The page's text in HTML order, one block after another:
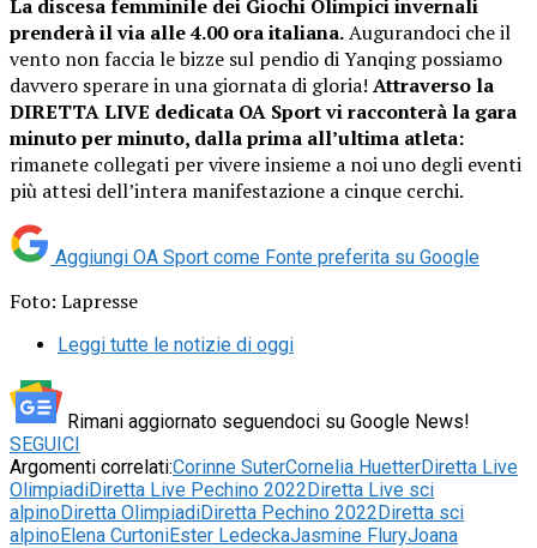
La discesa femminile dei Giochi Olimpici invernali
prenderà il via alle 4.00 ora italiana.Augurandoci che il
vento non faccia le bizze sul pendio di Yanqing possiamo
davvero sperare in una giornata di gloria! Attraverso la
DIRETTA LIVE dedicata OA Sport vi racconterà la gara
minuto per minuto, dalla prima all’ultima atleta:
rimanete collegati per vivere insieme a noi uno degli eventi
più attesi dell’intera manifestazione a cinque cerchi.
Aggiungi OA Sport come Fonte preferita su Google
Foto: Lapresse
Leggi tutte le notizie di oggi
Rimani aggiornato seguendoci su Google News!
SEGUICI
Argomenti correlati:Corinne SuterCornelia HuetterDiretta Live
OlimpiadiDiretta Live Pechino 2022Diretta Live sci
alpinoDiretta OlimpiadiDiretta Pechino 2022Diretta sci
alpinoElena CurtoniEster LedeckaJasmine FluryJoana